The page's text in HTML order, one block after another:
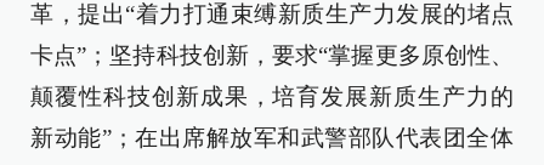
革，提出“着力打通束缚新质生产力发展的堵点
卡点”；坚持科技创新，要求“掌握更多原创性、
颠覆性科技创新成果，培育发展新质生产力的
新动能”；在出席解放军和武警部队代表团全体